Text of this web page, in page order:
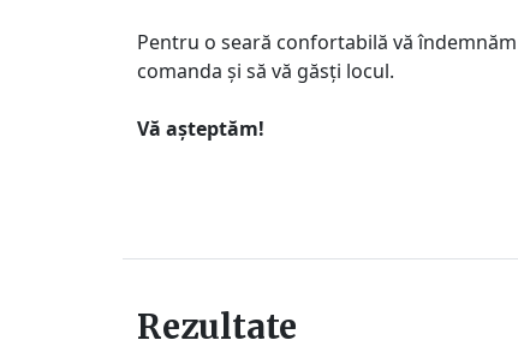
Pentru o seară confortabilă vă
comanda și să vă găsți locul.
Vă așteptăm!
Rezultate